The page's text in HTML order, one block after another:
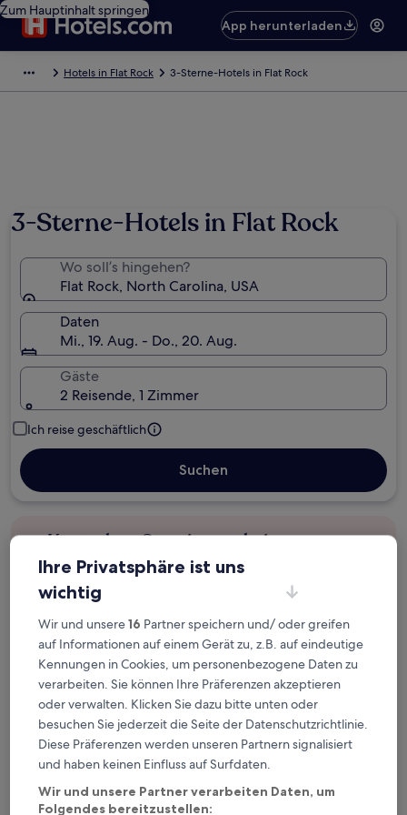
Zum Hauptinhalt springen
App herunterladen
Hotels in Flat Rock 3-Sterne-Hotels in Flat Rock
3-Sterne-Hotels in Flat Rock
Wo soll’s hingehen?
Flat Rock, North Carolina, USA
Daten
Mi., 19. Aug. - Do., 20. Aug.
Gäste
2 Reisende, 1 Zimmer
Ich reise geschäftlich
Suchen
Kostenlose Stornierung bei
Planänderungen
Verdiene Prämien für jede
wahrgenommene Übernachtung
Mehr sparen mit Preisen für Mitglieder
Überprüfe die Preise für diese Daten
Heute
5. Aug. - 6. Aug.
Morgen
Ihre Privatsphäre ist uns
wichtig
Wir und unsere16 Partner speichern und/ oder greifen
auf Informationen auf einem Gerät zu, z.B. auf eindeutige
Kennungen in Cookies, um personenbezogene Daten zu
verarbeiten. Sie können Ihre Präferenzen akzeptieren
oder verwalten. Klicken Sie dazu bitte unten oder
besuchen Sie jederzeit die Seite der Datenschutzrichtlinie.
Diese Präferenzen werden unseren Partnern signalisiert
und haben keinen Einfluss auf Surfdaten.
Wir und unsere Partner verarbeiten Daten, um
Folgendes bereitzustellen: